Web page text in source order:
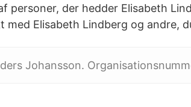
personer, der hedder Elisabeth
med Elisabeth Lindberg og andre,
Johansson.